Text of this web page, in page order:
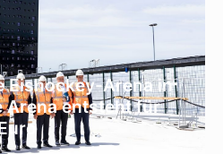
Eishockey-Arena in
Arena entsteht für